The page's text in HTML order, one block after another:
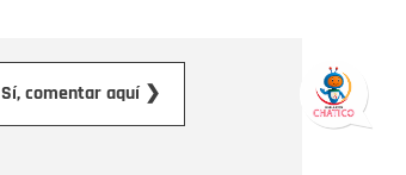
Sí, comentar aquí ❯